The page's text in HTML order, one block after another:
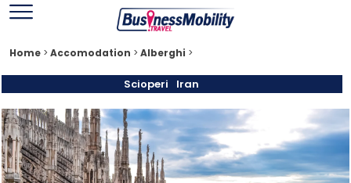
Home > Accomodation > Alberghi >
Scioperi Iran